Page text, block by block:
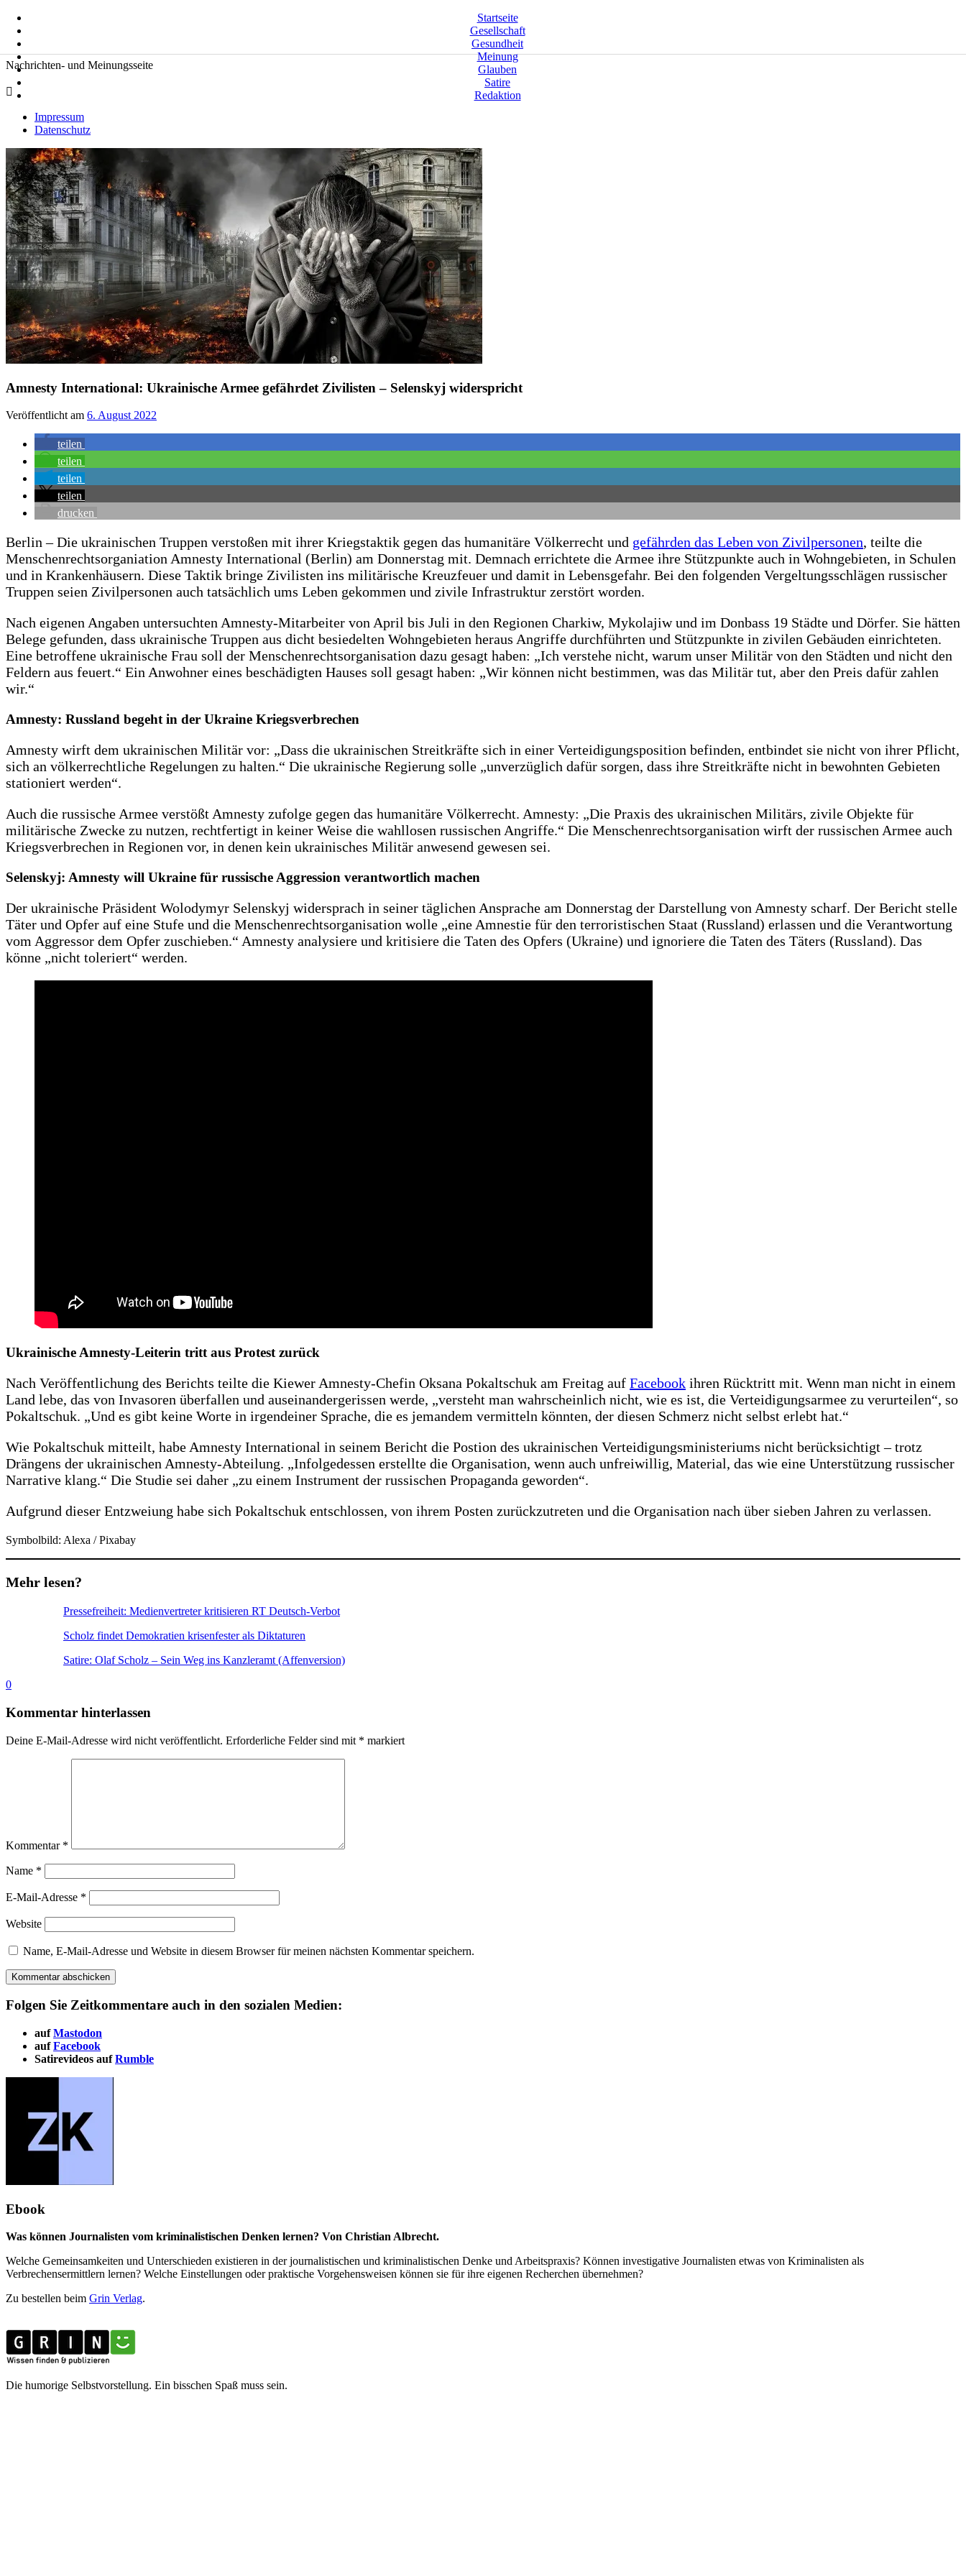
Inhalt
springen
nach:
Zeitkommentare
Nachrichten- und Meinungsseite
Impressum
Datenschutz
Startseite
Gesellschaft
Gesundheit
Meinung
Glauben
Satire
Redaktion
Amnesty International: Ukrainische Armee gefährdet Zivilisten – Selenskyj widerspricht
Veröffentlicht am 6. August 2022
teilen
teilen
teilen
teilen
drucken
Berlin – Die ukrainischen Truppen verstoßen mit ihrer Kriegstaktik gegen das humanitäre Völkerrecht und gefährden das Leben von Zivilpersonen, teilte die
Menschenrechtsorganiation Amnesty International (Berlin) am Donnerstag mit. Demnach errichtete die Armee ihre Stützpunkte auch in Wohngebieten, in Schulen
und in Krankenhäusern. Diese Taktik bringe Zivilisten ins militärische Kreuzfeuer und damit in Lebensgefahr. Bei den folgenden Vergeltungsschlägen russischer
Truppen seien Zivilpersonen auch tatsächlich ums Leben gekommen und zivile Infrastruktur zerstört worden.
Nach eigenen Angaben untersuchten Amnesty-Mitarbeiter von April bis Juli in den Regionen Charkiw, Mykolajiw und im Donbass 19 Städte und Dörfer. Sie hätten
Belege gefunden, dass ukrainische Truppen aus dicht besiedelten Wohngebieten heraus Angriffe durchführten und Stützpunkte in zivilen Gebäuden einrichteten.
Eine betroffene ukrainische Frau soll der Menschenrechtsorganisation dazu gesagt haben: „Ich verstehe nicht, warum unser Militär von den Städten und nicht den
Feldern aus feuert.“ Ein Anwohner eines beschädigten Hauses soll gesagt haben: „Wir können nicht bestimmen, was das Militär tut, aber den Preis dafür zahlen
wir.“
Amnesty: Russland begeht in der Ukraine Kriegsverbrechen
Amnesty wirft dem ukrainischen Militär vor: „Dass die ukrainischen Streitkräfte sich in einer Verteidigungsposition befinden, entbindet sie nicht von ihrer Pflicht,
sich an völkerrechtliche Regelungen zu halten.“ Die ukrainische Regierung solle „unverzüglich dafür sorgen, dass ihre Streitkräfte nicht in bewohnten Gebieten
stationiert werden“.
Auch die russische Armee verstößt Amnesty zufolge gegen das humanitäre Völkerrecht. Amnesty: „Die Praxis des ukrainischen Militärs, zivile Objekte für
militärische Zwecke zu nutzen, rechtfertigt in keiner Weise die wahllosen russischen Angriffe.“ Die Menschenrechtsorganisation wirft der russischen Armee auch
Kriegsverbrechen in Regionen vor, in denen kein ukrainisches Militär anwesend gewesen sei.
Selenskyj: Amnesty will Ukraine für russische Aggression verantwortlich machen
Der ukrainische Präsident Wolodymyr Selenskyj widersprach in seiner täglichen Ansprache am Donnerstag der Darstellung von Amnesty scharf. Der Bericht stelle
Täter und Opfer auf eine Stufe und die Menschenrechtsorganisation wolle „eine Amnestie für den terroristischen Staat (Russland) erlassen und die Verantwortung
vom Aggressor dem Opfer zuschieben.“ Amnesty analysiere und kritisiere die Taten des Opfers (Ukraine) und ignoriere die Taten des Täters (Russland). Das
könne „nicht toleriert“ werden.
Ukrainische Amnesty-Leiterin tritt aus Protest zurück
Nach Veröffentlichung des Berichts teilte die Kiewer Amnesty-Chefin Oksana Pokaltschuk am Freitag auf Facebook ihren Rücktritt mit. Wenn man nicht in einem
Land lebe, das von Invasoren überfallen und auseinandergerissen werde, „versteht man wahrscheinlich nicht, wie es ist, die Verteidigungsarmee zu verurteilen“, so
Pokaltschuk. „Und es gibt keine Worte in irgendeiner Sprache, die es jemandem vermitteln könnten, der diesen Schmerz nicht selbst erlebt hat.“
Wie Pokaltschuk mitteilt, habe Amnesty International in seinem Bericht die Postion des ukrainischen Verteidigungsministeriums nicht berücksichtigt – trotz
Drängens der ukrainischen Amnesty-Abteilung. „Infolgedessen erstellte die Organisation, wenn auch unfreiwillig, Material, das wie eine Unterstützung russischer
Narrative klang.“ Die Studie sei daher „zu einem Instrument der russischen Propaganda geworden“.
Aufgrund dieser Entzweiung habe sich Pokaltschuk entschlossen, von ihrem Posten zurückzutreten und die Organisation nach über sieben Jahren zu verlassen.
Symbolbild: Alexa / Pixabay
Mehr lesen?
Pressefreiheit: Medienvertreter kritisieren RT Deutsch-Verbot
Scholz findet Demokratien krisenfester als Diktaturen
Satire: Olaf Scholz – Sein Weg ins Kanzleramt (Affenversion)
0
Kommentar hinterlassen
Deine E-Mail-Adresse wird nicht veröffentlicht. Erforderliche Felder sind mit * markiert
Kommentar *
Name *
E-Mail-Adresse *
Website
Name, E-Mail-Adresse und Website in diesem Browser für meinen nächsten Kommentar speichern.
Folgen Sie Zeitkommentare auch in den sozialen Medien:
aufMastodon
auf Facebook
Satirevideos aufRumble
Ebook
Was können Journalisten vom kriminalistischen Denken lernen? Von Christian Albrecht.
Welche Gemeinsamkeiten und Unterschieden existieren in der journalistischen und kriminalistischen Denke und Arbeitspraxis? Können investigative Journalisten etwas von Kriminalisten als
Verbrechensermittlern lernen? Welche Einstellungen oder praktische Vorgehensweisen können sie für ihre eigenen Recherchen übernehmen?
Zu bestellen beim Grin Verlag.
Die humorige Selbstvorstellung. Ein bisschen Spaß muss sein.